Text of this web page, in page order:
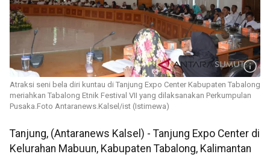
Atraksi seni bela diri kuntau di Tanjung Expo Center Kabupaten Tabalong
meriahkan Tabalong Etnik Festival VII yang dilaksanakan Perkumpulan
Pusaka.Foto Antaranews.Kalsel/ist (Istimewa)
Tanjung, (Antaranews Kalsel) - Tanjung Expo Center di
Kelurahan Mabuun, Kabupaten Tabalong, Kalimantan